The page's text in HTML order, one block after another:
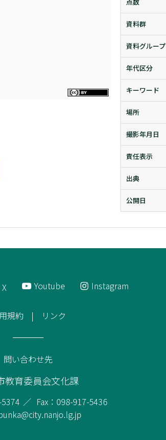
資料群
資料グループ
年代区分
キーワード
場所
撮影年月日
責任表示
出典
公開日
X Youtube Instagram
規約 リンク
問い合わせ先
教育委員会文化課
Fax：098-917-5436